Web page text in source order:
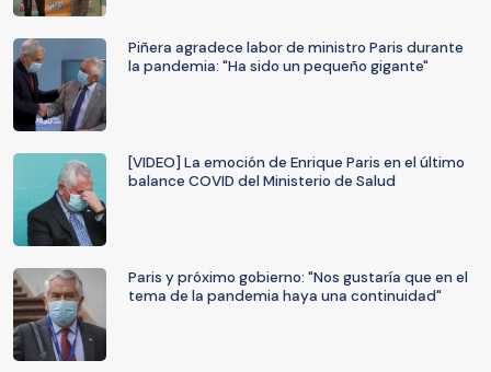
Piñera agradece labor de ministro Paris durante
la pandemia: "Ha sido un pequeño gigante"
[VIDEO] La emoción de Enrique Paris en el último
balance COVID del Ministerio de Salud
Paris y próximo gobierno: "Nos gustaría que en el
tema de la pandemia haya una continuidad"